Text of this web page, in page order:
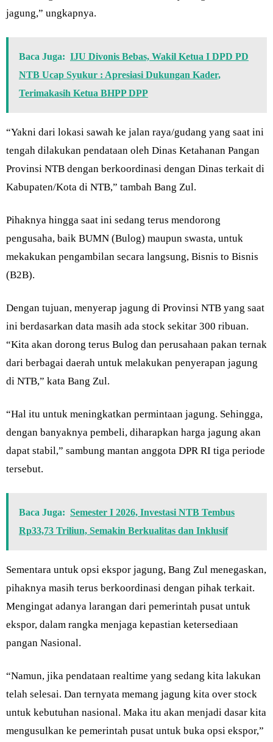
jagung,” ungkapnya.
Baca Juga: IJU Divonis Bebas, Wakil Ketua I DPD PD
NTB Ucap Syukur : Apresiasi Dukungan Kader,
Terimakasih Ketua BHPP DPP
“Yakni dari lokasi sawah ke jalan raya/gudang yang saat ini
tengah dilakukan pendataan oleh Dinas Ketahanan Pangan
Provinsi NTB dengan berkoordinasi dengan Dinas terkait di
Kabupaten/Kota di NTB,” tambah Bang Zul.
Pihaknya hingga saat ini sedang terus mendorong
pengusaha, baik BUMN (Bulog) maupun swasta, untuk
mekakukan pengambilan secara langsung, Bisnis to Bisnis
(B2B).
Dengan tujuan, menyerap jagung di Provinsi NTB yang saat
ini berdasarkan data masih ada stock sekitar 300 ribuan.
“Kita akan dorong terus Bulog dan perusahaan pakan ternak
dari berbagai daerah untuk melakukan penyerapan jagung
di NTB,” kata Bang Zul.
“Hal itu untuk meningkatkan permintaan jagung. Sehingga,
dengan banyaknya pembeli, diharapkan harga jagung akan
dapat stabil,” sambung mantan anggota DPR RI tiga periode
tersebut.
Baca Juga: Semester I 2026, Investasi NTB Tembus
Rp33,73 Triliun, Semakin Berkualitas dan Inklusif
Sementara untuk opsi ekspor jagung, Bang Zul menegaskan,
pihaknya masih terus berkoordinasi dengan pihak terkait.
Mengingat adanya larangan dari pemerintah pusat untuk
ekspor, dalam rangka menjaga kepastian ketersediaan
pangan Nasional.
“Namun, jika pendataan realtime yang sedang kita lakukan
telah selesai. Dan ternyata memang jagung kita over stock
untuk kebutuhan nasional. Maka itu akan menjadi dasar kita
mengusulkan ke pemerintah pusat untuk buka opsi ekspor,”